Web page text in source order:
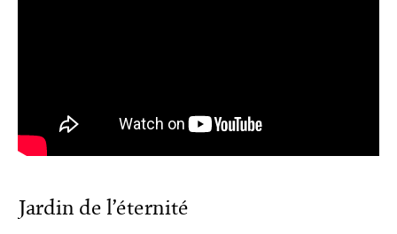
Jardin de l’éternité